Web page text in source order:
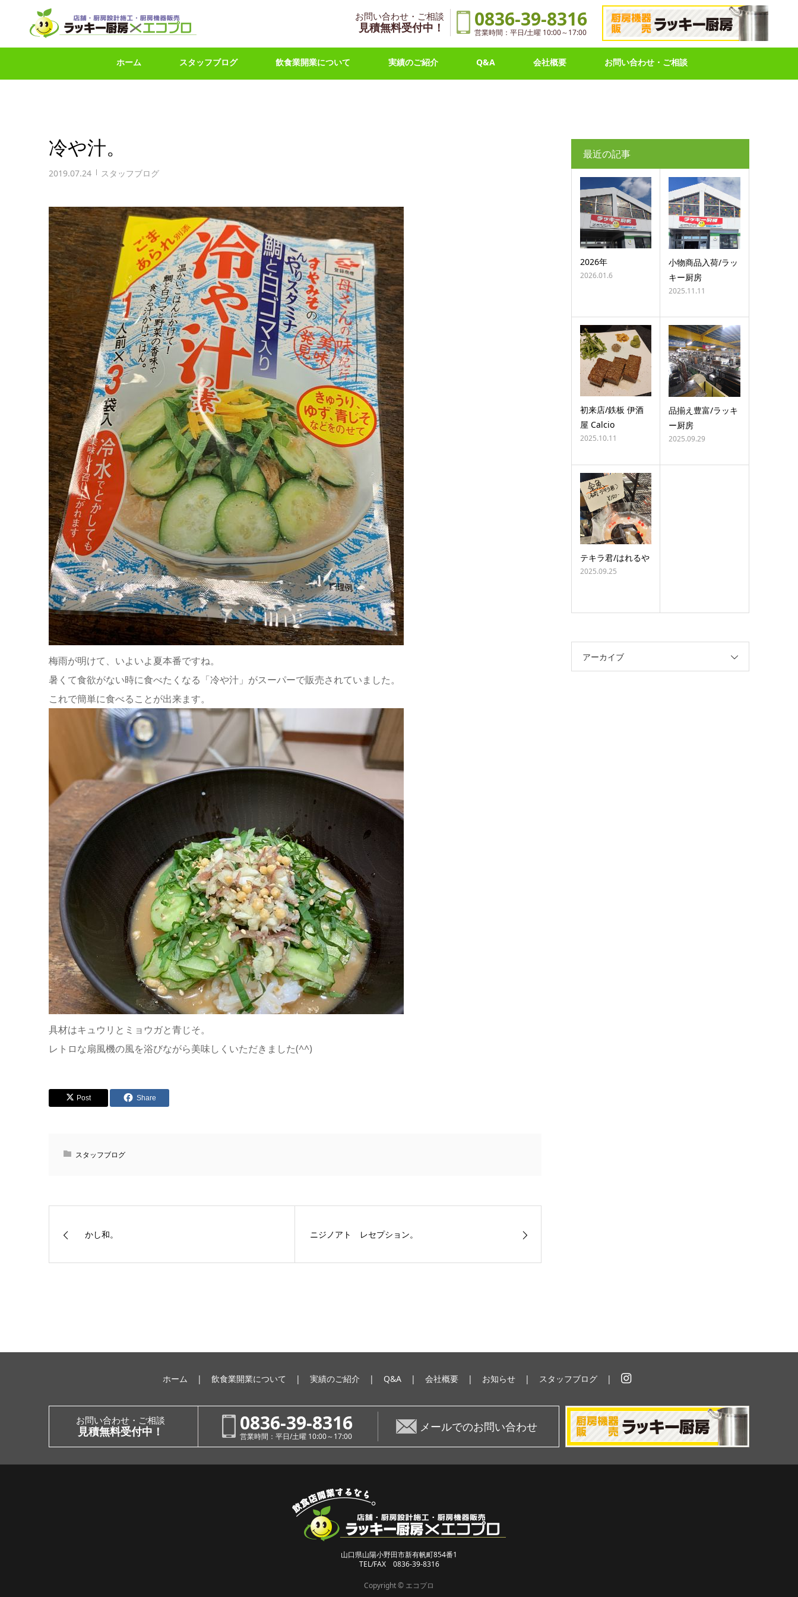
お問い合わせ・ご相談
見積無料受付中！ 0836-39-8316
営業時間：平日/土曜 10:00～17:00
ホーム スタッフブログ 飲食業開業について 実績のご紹介 Q&A 会社概要 お問い合わせ・ご相談
冷や汁。
2019.07.24 スタッフブログ
梅雨が明けて、いよいよ夏本番ですね。
暑くて食欲がない時に食べたくなる「冷や汁」がスーパーで販売されていました。
これで簡単に食べることが出来ます。
具材はキュウリとミョウガと青じそ。
レトロな扇風機の風を浴びながら美味しくいただきました(^^)
Post Share
スタッフブログ
かし和。 ニジノアト レセプション。
最近の記事
2026年
2026.01.6
小物商品入荷/ラッ
キー厨房
2025.11.11
初来店/鉄板 伊酒
屋 Calcio
2025.10.11
品揃え豊富/ラッキ
ー厨房
2025.09.29
テキラ君/はれるや
2025.09.25
アーカイブ
ホーム 飲食業開業について 実績のご紹介 Q&A 会社概要 お知らせ
スタッフブログ
ス
タ
グ
ラ
お問い合わせ・ご相談
見積無料受付中！ 0836-39-8316
営業時間：平日/土曜 10:00～17:00
メールでのお問い合わせ
山口県山陽小野田市新有帆町854番1
TEL/FAX 0836-39-8316
Copyright © エコプロ